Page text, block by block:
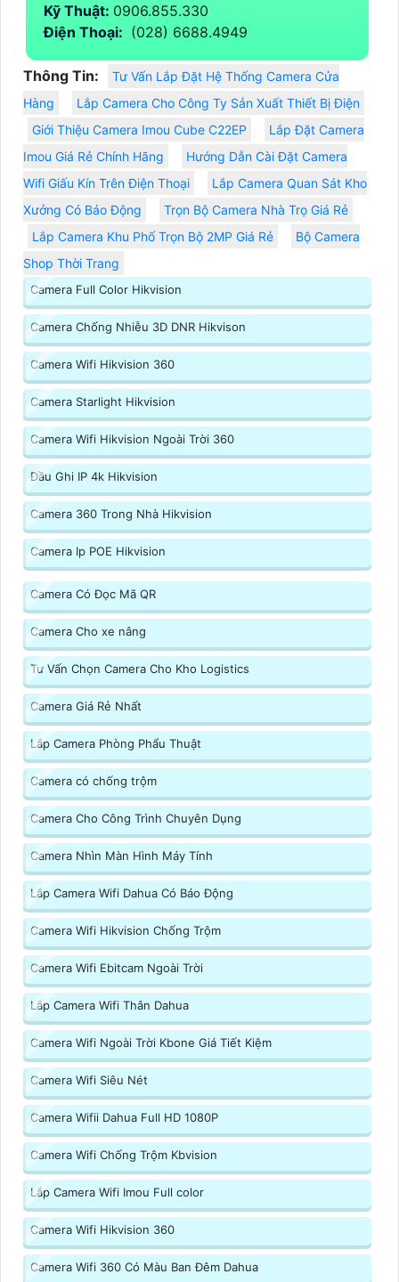
Kỹ Thuật: 0906.855.330
Điện Thoại: (028) 6688.4949
Thông Tin:
Tư Vấn Lắp Đặt Hệ Thống Camera Cửa
Hàng
Lắp Camera Cho Công Ty Sản Xuất Thiết Bị Điện
Giới Thiệu Camera Imou Cube C22EP
Lắp Đặt Camera
Imou Giá Rẻ Chính Hãng
Hướng Dẫn Cài Đặt Camera
Wifi Giấu Kín Trên Điện Thoại
Lắp Camera Quan Sát Kho
Xưởng Có Báo Động
Trọn Bộ Camera Nhà Trọ Giá Rẻ
Lắp Camera Khu Phố Trọn Bộ 2MP Giá Rẻ
Bộ Camera
Shop Thời Trang
Camera Full Color Hikvision
Camera Chống Nhiễu 3D DNR Hikvison
Camera Wifi Hikvision 360
Camera Starlight Hikvision
Camera Wifi Hikvision Ngoài Trời 360
Đầu Ghi IP 4k Hikvision
Camera 360 Trong Nhà Hikvision
Camera Ip POE Hikvision
Camera Có Đọc Mã QR
Camera Cho xe nâng
Tư Vấn Chọn Camera Cho Kho Logistics
Camera Giá Rẻ Nhất
Lắp Camera Phòng Phẩu Thuật
Camera có chống trộm
Camera Cho Công Trình Chuyên Dụng
Camera Nhìn Màn Hình Máy Tính
Lắp Camera Wifi Dahua Có Báo Động
Camera Wifi Hikvision Chống Trộm
Camera Wifi Ebitcam Ngoài Trời
Lắp Camera Wifi Thân Dahua
Camera Wifi Ngoài Trời Kbone Giá Tiết Kiệm
Camera Wifi Siêu Nét
Camera Wifii Dahua Full HD 1080P
Camera Wifi Chống Trộm Kbvision
Lắp Camera Wifi Imou Full color
Camera Wifi Hikvision 360
Camera Wifi 360 Có Màu Ban Đêm Dahua